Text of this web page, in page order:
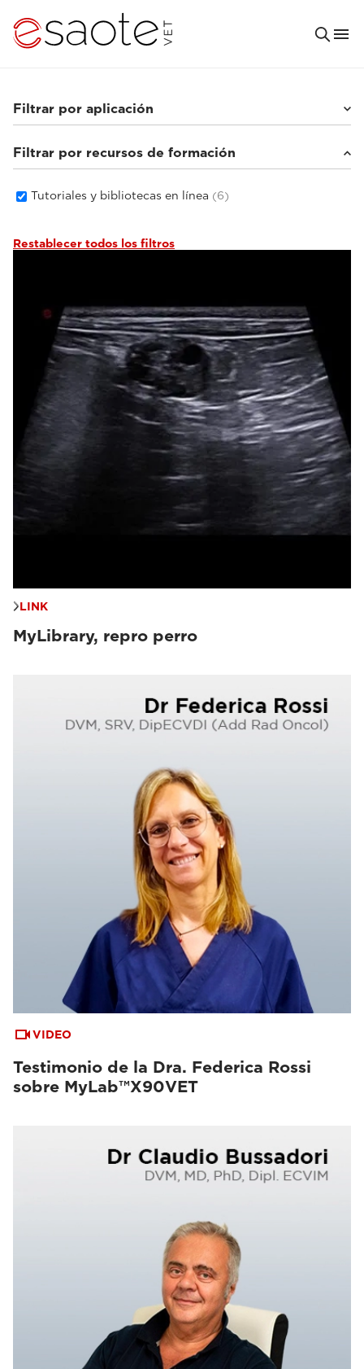
Filtrar por aplicación
Animales pequeños (6)
Filtrar por recursos de formación
Tutoriales y bibliotecas en línea (6)
Restablecer todos los filtros
LINK
MyLibrary, repro perro
VIDEO
Testimonio de la Dra. Federica Rossi
sobre MyLab™X90VET